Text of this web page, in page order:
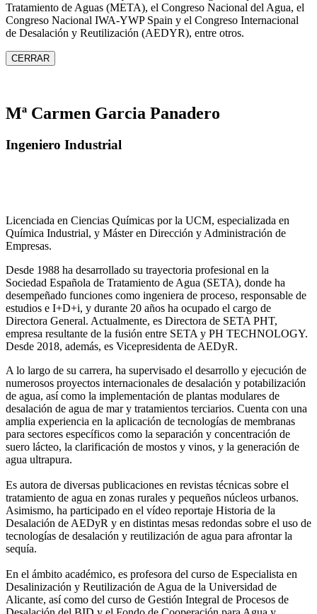
Tratamiento de Aguas (META), el Congreso Nacional del Agua, el
Congreso Nacional IWA‑YWP Spain y el Congreso Internacional
de Desalación y Reutilización (AEDYR), entre otros.
CERRAR
Mª Carmen Garcia Panadero
Ingeniero Industrial
Licenciada en Ciencias Químicas por la UCM, especializada en
Química Industrial, y Máster en Dirección y Administración de
Empresas.
Desde 1988 ha desarrollado su trayectoria profesional en la
Sociedad Española de Tratamiento de Agua (SETA), donde ha
desempeñado funciones como ingeniera de proceso, responsable de
estudios e I+D+i, y durante 20 años ha ocupado el cargo de
Directora General. Actualmente, es Directora de SETA PHT,
empresa resultante de la fusión entre SETA y PH TECHNOLOGY.
Desde 2018, además, es Vicepresidenta de AEDyR.
A lo largo de su carrera, ha supervisado el desarrollo y ejecución de
numerosos proyectos internacionales de desalación y potabilización
de agua, así como la implementación de plantas modulares de
desalación de agua de mar y tratamientos terciarios. Cuenta con una
amplia experiencia en la aplicación de tecnologías de membranas
para sectores específicos como la separación y concentración de
suero lácteo, la clarificación de mostos y vinos, y la generación de
agua ultrapura.
Es autora de diversas publicaciones en revistas técnicas sobre el
tratamiento de agua en zonas rurales y pequeños núcleos urbanos.
Asimismo, ha participado en el vídeo reportaje Historia de la
Desalación de AEDyR y en distintas mesas redondas sobre el uso de
tecnologías de desalación y reutilización de agua para afrontar la
sequía.
En el ámbito académico, es profesora del curso de Especialista en
Desalinización y Reutilización de Agua de la Universidad de
Alicante, así como del curso de Gestión Integral de Procesos de